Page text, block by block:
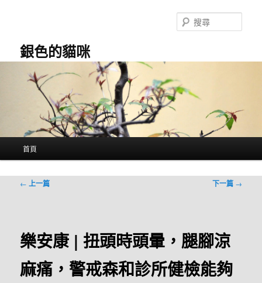
銀色的貓咪
尋
首頁
文
← 上一篇 下一篇 →
樂安康 | 扭頭時頭暈，腿腳涼
麻痛，警戒森和診所健檢能夠